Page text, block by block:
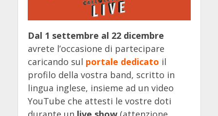
Dal 1 settembre al 22 dicembre
avrete l’occasione di partecipare
caricando sul portale dedicato il
profilo della vostra band, scritto in
lingua inglese, insieme ad un video
YouTube che attesti le vostre doti